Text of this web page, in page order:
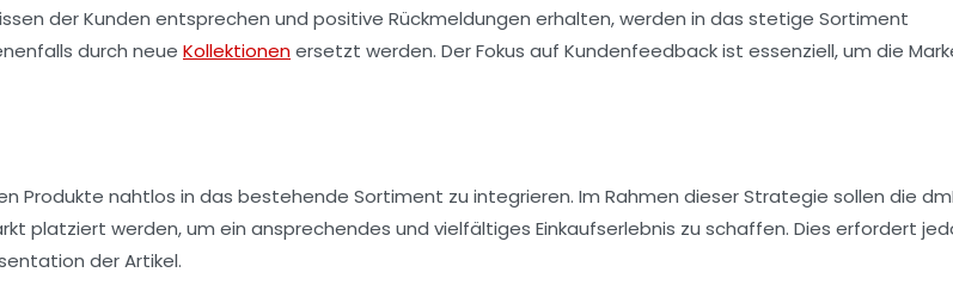
der Kunden entsprechen und positive Rückmeldungen erhalten, werden in das stetige Sortiment
durch neue Kollektionenersetzt werden. Der Fokus auf Kundenfeedbackist essenziell, um die
Produkte nahtlos in das bestehende Sortiment zu integrieren. Im Rahmen dieser Strategie sollen die
platziert werden, um ein ansprechendes und vielfältiges Einkaufserlebnis zu schaffen. Dies erfordert
der Artikel.